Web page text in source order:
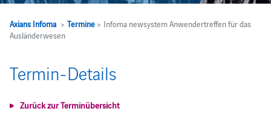
Axians Infoma> Termine> Infoma newsystem Anwendertreffen für das
Ausländerwesen
Termin-Details
Zurück zur Terminübersicht